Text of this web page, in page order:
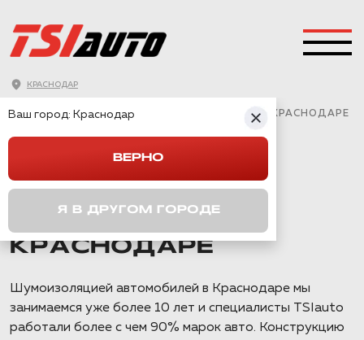
КРАСНОДАР
ПОЛНАЯ ШУМОИЗОЛЯЦИЯ CHANGAN UNI-S В КРАСНОДАРЕ
КРАСНОДАРЕ
Шумоизоляцией автомобилей в Краснодаре мы
занимаемся уже более 10 лет и специалисты TSIauto
работали более с чем 90% марок авто. Конструкцию
Ваш город: Краснодар
ВЕРНО
Я В ДРУГОМ ГОРОДЕ